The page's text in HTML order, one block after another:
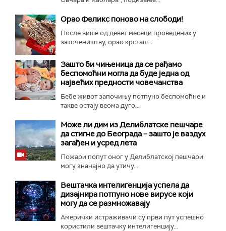
Орао Феликс поново на слободи!
После више од девет месеци проведених у
заточеништву, орао крсташ...
Зашто би чињеница да се рађамо
беспомоћни могла да буде једна од
највећих предности човечанства
Бебе живот започињу потпуно беспомоћне и
такве остају веома дуго...
Може ли дим из Делиблатске пешчаре
да стигне до Београда – зашто је ваздух
загађен и усред лета
Пожари попут оног у Делиблатској пешчари
могу значајно да утичу...
Вештачка интелигенција успела да
дизајнира потпуно нове вирусе који
могу да се размножавају
Амерички истраживачи су први пут успешно
користили вештачку интелигенцију...